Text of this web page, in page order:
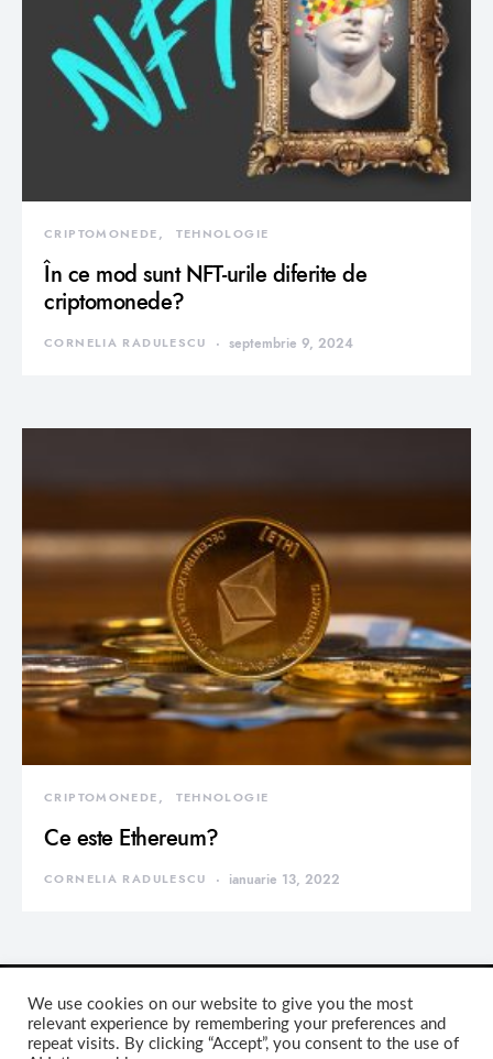
CRIPTOMONEDE TEHNOLOGIE
În ce mod sunt NFT-urile diferite de
criptomonede?
CORNELIA RADULESCU septembrie 9, 2024
CRIPTOMONEDE TEHNOLOGIE
Ce este Ethereum?
CORNELIA RADULESCU ianuarie 13, 2022
We use cookies on our website to give you the most
relevant experience by remembering your preferences and
repeat visits. By clicking “Accept”, you consent to the use of